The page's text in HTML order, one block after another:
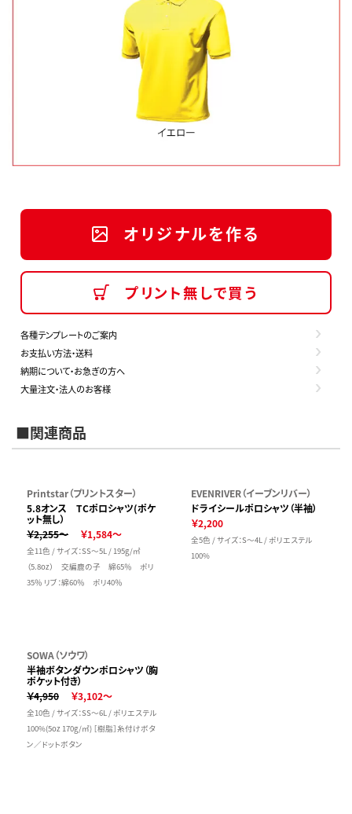
オリジナルを作る
プリント無しで買う
各種テンプレートのご案内
お支払い方法・送料
納期について・お急ぎの方へ
大量注文・法人のお客様
■関連商品
Printstar（プリントスター）
5.8オンス TCポロシャツ(ポケ
ット無し）
￥2,255～
￥1,584～
全11色 / サイズ：SS～5L / 195g/㎡
（5.8oz） 交編鹿の子 綿65％ ポリ
35％ リブ：綿60％ ポリ40％
EVENRIVER（イーブンリバー）
ドライシールポロシャツ（半袖）
￥2,200
全5色 / サイズ：S～4L / ポリエステル
100%
SOWA（ソウワ）
半袖ボタンダウンポロシャツ（胸
ポケット付き）
￥4,950
￥3,102～
全10色 / サイズ：SS～6L / ポリエステル
100%(5oz 170g/㎡) ［樹脂］糸付けボタ
ン／ドットボタン